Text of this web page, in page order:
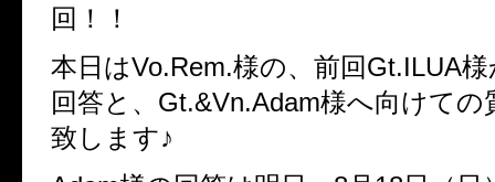
回！！
本日はVo.Rem.様の、前回Gt.ILUA
回答と、Gt.&Vn.Adam様へ向けての
致します♪